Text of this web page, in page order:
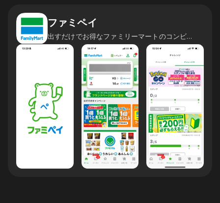
ファミペイ
出すだけでお得なファミリーマートのコンビニアプリ